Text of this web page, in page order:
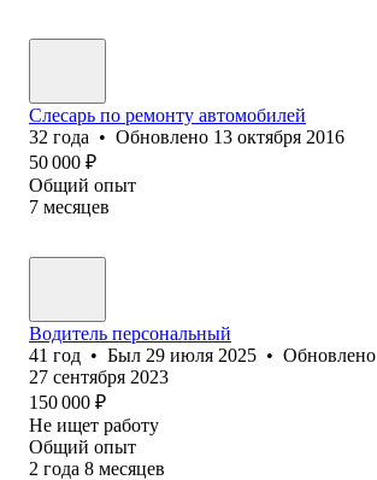
Слесарь по ремонту автомобилей
32 года • Обновлено 13 октября 2016
50 000 ₽
Общий опыт
7 месяцев
Водитель персональный
41 год • Был 29 июля 2025 • Обновлено
27 сентября 2023
150 000 ₽
Не ищет работу
Общий опыт
2 года 8 месяцев